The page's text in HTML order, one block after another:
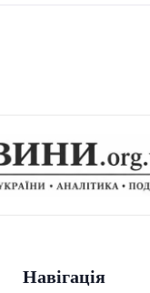
Навігація